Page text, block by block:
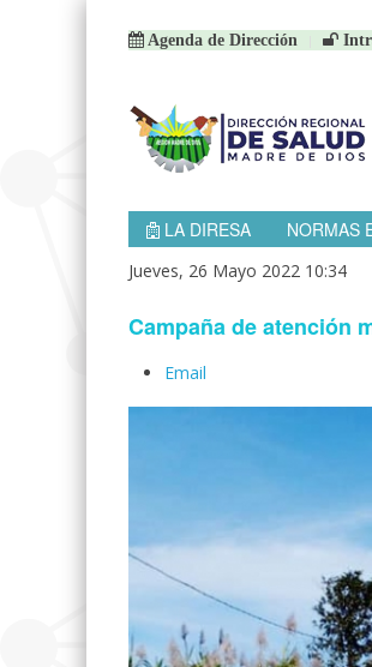
Agenda de Dirección
LA DIRESA NORMAS
Jueves, 26 Mayo 2022 10:34
Campaña de atención
Email